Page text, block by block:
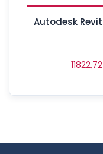
Autodesk Revit 2026 – wiodące środowisko
11822,72